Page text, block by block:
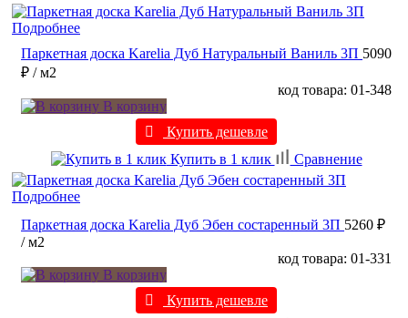
Подробнее
Паркетная доска Karelia Дуб Натуральный Ваниль 3П 5090
₽ / м2
код товара: 01-348
В корзину
Купить дешевле
Купить в 1 клик
Сравнение
Подробнее
Паркетная доска Karelia Дуб Эбен состаренный 3П 5260 ₽
/ м2
код товара: 01-331
В корзину
Купить дешевле